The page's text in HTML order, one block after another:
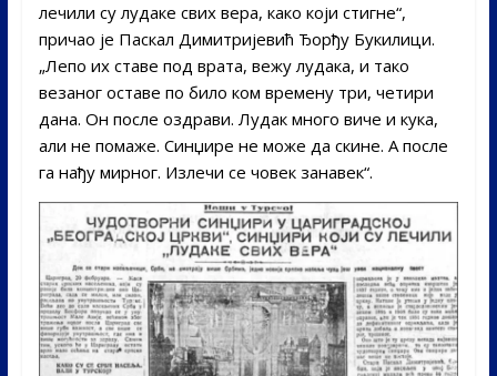
лечили су лудаке свих вера, како који стигне“,
причао је Паскал Димитријевић Ђорђу Букилици.
„Лепо их ставе под врата, вежу лудака, и тако
везаног оставе по било ком времену три, четири
дана. Он после оздрави. Лудак много виче и кука,
али не помаже. Синџире не може да скине. А после
га нађу мирног. Излечи се човек занавек“.